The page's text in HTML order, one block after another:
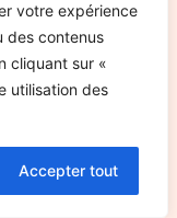
votre expérience
des contenus
cliquant sur «
utilisation des
Accepter tout